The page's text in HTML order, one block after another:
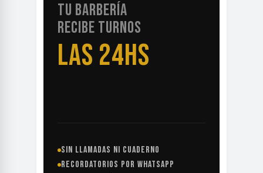
TU BARBERÍA
RECIBE TURNOS
LAS 24HS
SIN LLAMADAS NI CUADERNO
RECORDATORIOS POR WHATSAPP